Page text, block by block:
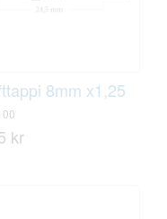
8mm x1,25
kr